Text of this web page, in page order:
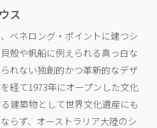
ス
ベネロング・ポイントに建つシ
殻や帆船に例えられる真っ白な
れない独創的かつ革新的なデザ
経て1973年にオープンした文化
建築物として世界文化遺産にも
らず、オーストラリア大陸のシ